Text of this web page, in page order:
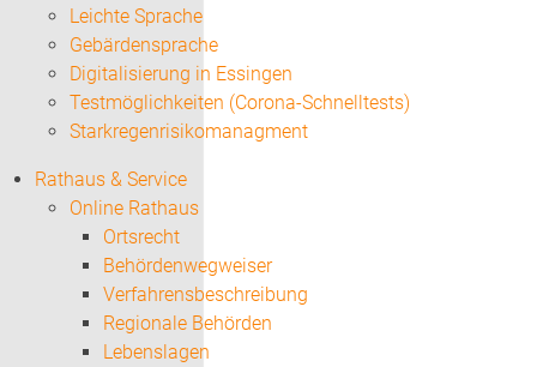
Leichte Sprache
Gebärdensprache
Digitalisierung in Essingen
Testmöglichkeiten (Corona-Schnelltests)
Starkregenrisikomanagment
Rathaus & Service
Online Rathaus
Ortsrecht
Behördenwegweiser
Verfahrensbeschreibung
Regionale Behörden
Lebenslagen